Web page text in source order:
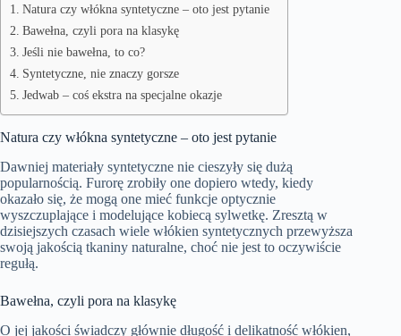
Natura czy włókna syntetyczne – oto jest pytanie
Bawełna, czyli pora na klasykę
Jeśli nie bawełna, to co?
Syntetyczne, nie znaczy gorsze
Jedwab – coś ekstra na specjalne okazje
Natura czy włókna syntetyczne – oto jest pytanie
Dawniej materiały syntetyczne nie cieszyły się dużą
popularnością. Furorę zrobiły one dopiero wtedy, kiedy
okazało się, że mogą one mieć funkcje optycznie
wyszczuplające i modelujące kobiecą sylwetkę. Zresztą w
dzisiejszych czasach wiele włókien syntetycznych przewyższa
swoją jakością tkaniny naturalne, choć nie jest to oczywiście
regułą.
Bawełna, czyli pora na klasykę
O jej jakości świadczy głównie długość i delikatność włókien,